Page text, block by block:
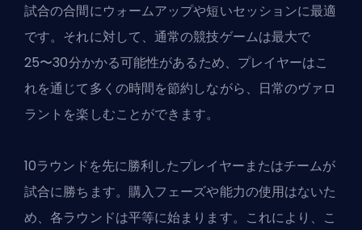
試合の合間にウォームアップや短いセッションに最適
です。それに対して、通常の競技ゲームは最大で
25〜30分かかる可能性があるため、プレイヤーはこ
れを通じて多くの時間を節約しながら、日常のヴァロ
ラントを楽しむことができます。
10ラウンドを先に勝利したプレイヤーまたはチームが
試合に勝ちます。購入フェーズや能力の使用はないた
め、各ラウンドは平等に始まります。これにより、こ